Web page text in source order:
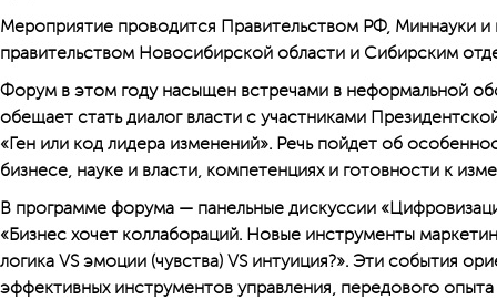
Мероприятие проводится Правительством РФ, Миннауки и
правительством Новосибирской области и Сибирским
Форум в этом году насыщен встречами в неформальной
обещает стать диалог власти с участниками
«Ген или код лидера изменений». Речь пойдет об
бизнесе, науке и власти, компетенциях и готовности к
В программе форума — панельные дискуссии
«Бизнес хочет коллабораций. Новые инструменты
логика VS эмоции (чувства) VS интуиция?». Эти события
эффективных инструментов управления, передового